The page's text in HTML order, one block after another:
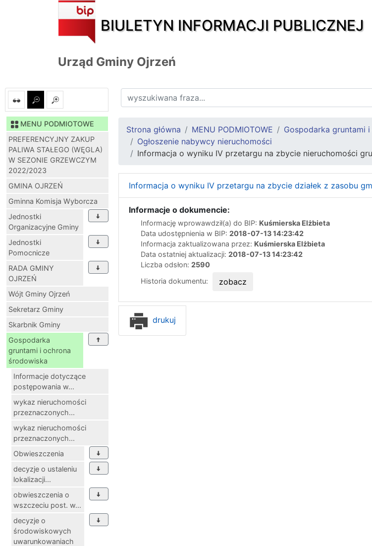
BIULETYN INFORMACJI PUBLICZNEJ
Urząd Gminy Ojrzeń
MENU PODMIOTOWE
PREFERENCYJNY ZAKUP
PALIWA STAŁEGO (WĘGLA)
W SEZONIE GRZEWCZYM
2022/2023
GMINA OJRZEŃ
Gminna Komisja Wyborcza
Jednostki
Organizacyjne Gminy
Jednostki
Pomocnicze
RADA GMINY
OJRZEŃ
Wójt Gminy Ojrzeń
Sekretarz Gminy
Skarbnik Gminy
Gospodarka
gruntami i ochrona
środowiska
Informacje dotyczące
postępowania w...
wykaz nieruchomości
przeznaczonych...
wykaz nieruchomości
przeznaczonych...
Obwieszczenia
decyzje o ustaleniu
lokalizacji...
obwieszczenia o
wszczeciu post. w...
decyzje o
środowiskowych
uwarunkowaniach
Strona główna MENU PODMIOTOWE Gospodarka gruntami
Ogłoszenie nabywcy nieruchomości
Informacja o wyniku IV przetargu na zbycie nieruchomości
Informacja o wyniku IV przetargu na zbycie działek z zasobu
Informacje o dokumencie:
Informację wprowawdził(a) do BIP: Kuśmierska Elżbieta
Data udostępnienia w BIP: 2018-07-13 14:23:42
Informacja zaktualizowana przez: Kuśmierska Elżbieta
Data ostatniej aktualizacji: 2018-07-13 14:23:42
Liczba odsłon: 2590
Historia dokumentu:
zobacz
drukuj